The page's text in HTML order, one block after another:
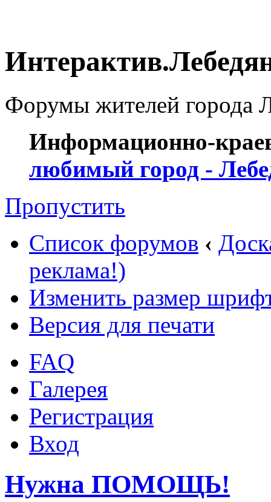
Форумы жителей города
Информационно-
любимый город -
Пропустить
Список форумов ‹
реклама!)
Изменить размер
Версия для печати
FAQ
Галерея
Регистрация
Вход
Нужна ПОМОЩЬ!